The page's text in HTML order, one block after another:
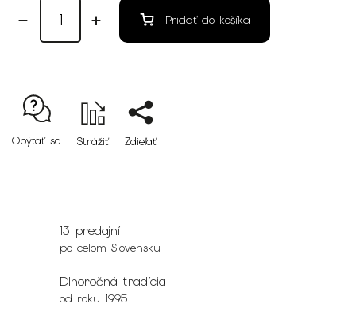
Pridať do košíka
Opýtať sa Strážiť Zdieľať
13 predajní
po celom Slovensku
Dlhoročná tradícia
od roku 1995